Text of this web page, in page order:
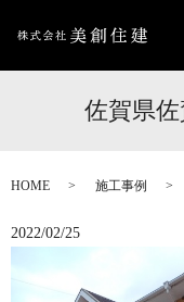
佐賀県
HOME 施工事例
2022/02/25